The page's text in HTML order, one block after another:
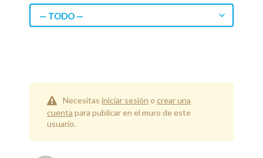
— TODO —
Necesitas iniciar sesión o crear una
cuenta para publicar en el muro de este
usuario.